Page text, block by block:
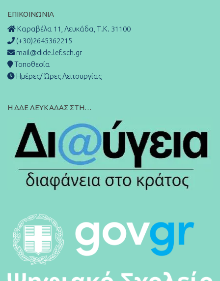
ΕΠΙΚΟΙΝΩΝΊΑ
Καραβέλα 11, Λευκάδα, Τ.Κ. 31100
(+30)2645362215
mail@dide.lef.sch.gr
Τοποθεσία
Ημέρες/ Ώρες Λειτουργίας
Η ΔΔΕ ΛΕΥΚΑΔΑΣ ΣΤΗ…